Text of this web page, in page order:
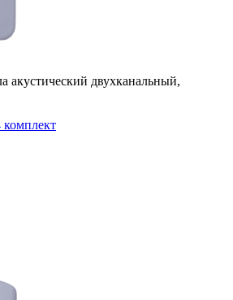
акустический двухканальный,